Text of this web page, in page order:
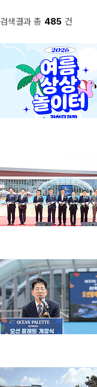
검색결과 총 485 건